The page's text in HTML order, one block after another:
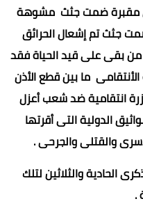
مقبرة ضمت جثث مشوهة
جثث تم إشعال الحرائق
من بقى على قيد الحياة فقد
ما بين قطع الأذن
انتقامية ضد شعب أعزل
الدولية التى أقرتها
والقتلى والجرحى .
الحادية والثلاثين لتلك
.